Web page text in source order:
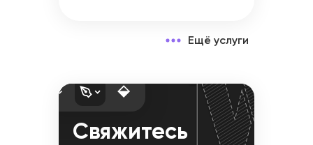
Ещё услуги
Свяжитесь